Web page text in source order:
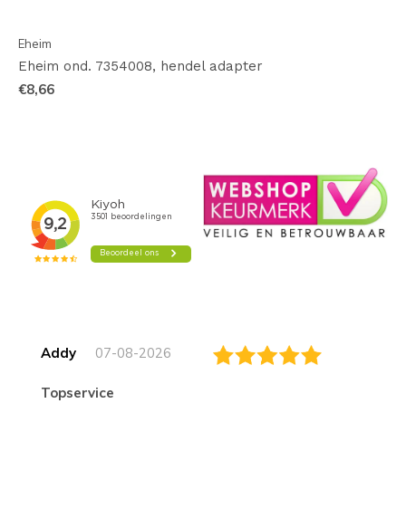
Eheim
Eheim ond. 7354008, hendel adapter
€8,66
Addy 07-08-2026
topservice